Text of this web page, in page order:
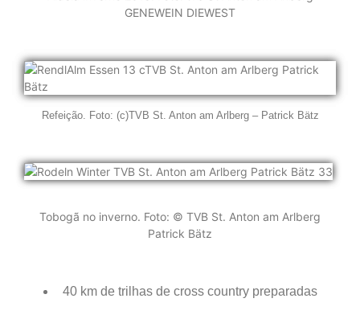
GENEWEIN DIEWEST
Refeição. Foto: (c)TVB St. Anton am Arlberg – Patrick Bätz
Tobogã no inverno. Foto: © TVB St. Anton am Arlberg
Patrick Bätz
40 km de trilhas de cross country preparadas